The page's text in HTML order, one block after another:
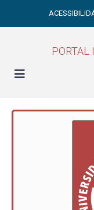
PORTAL